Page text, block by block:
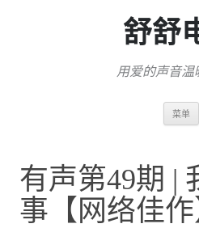
舒舒
用爱的声音温
菜单
有声第49期 |
事【网络佳作